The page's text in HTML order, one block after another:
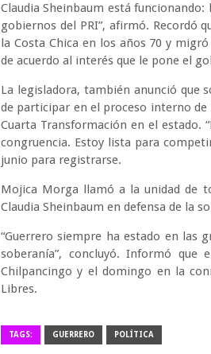
Claudia Sheinbaum está
gobiernos del PRI”, afirmó. Recordó
la Costa Chica en los años 70 y
de acuerdo al interés que le pone el
La legisladora, también anunció que
de participar en el proceso interno
Cuarta Transformación en el estado.
congruencia. Estoy lista para
junio para registrarse.
Mojica Morga llamó a la unidad de
Claudia Sheinbaum en defensa de la
“Guerrero siempre ha estado en las
soberanía”, concluyó. Informó
Chilpancingo y el domingo en la
Libres.
TAGS: GUERRERO POLÍTICA